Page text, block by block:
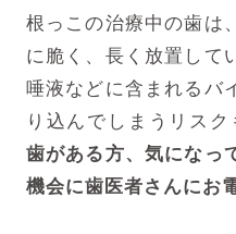
根っこの治療中の歯は
に脆く、長く放置して
唾液などに含まれるバ
り込んでしまうリスク
歯がある方、気になっ
機会に歯医者さんにお